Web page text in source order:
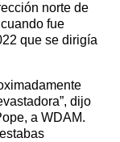
norte de
fue
que se dirigía
dijo
a WDAM.